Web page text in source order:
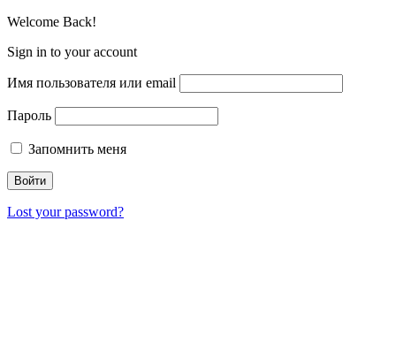
Welcome Back!
Sign in to your account
Имя пользователя или email
Пароль
Запомнить меня
Lost your password?